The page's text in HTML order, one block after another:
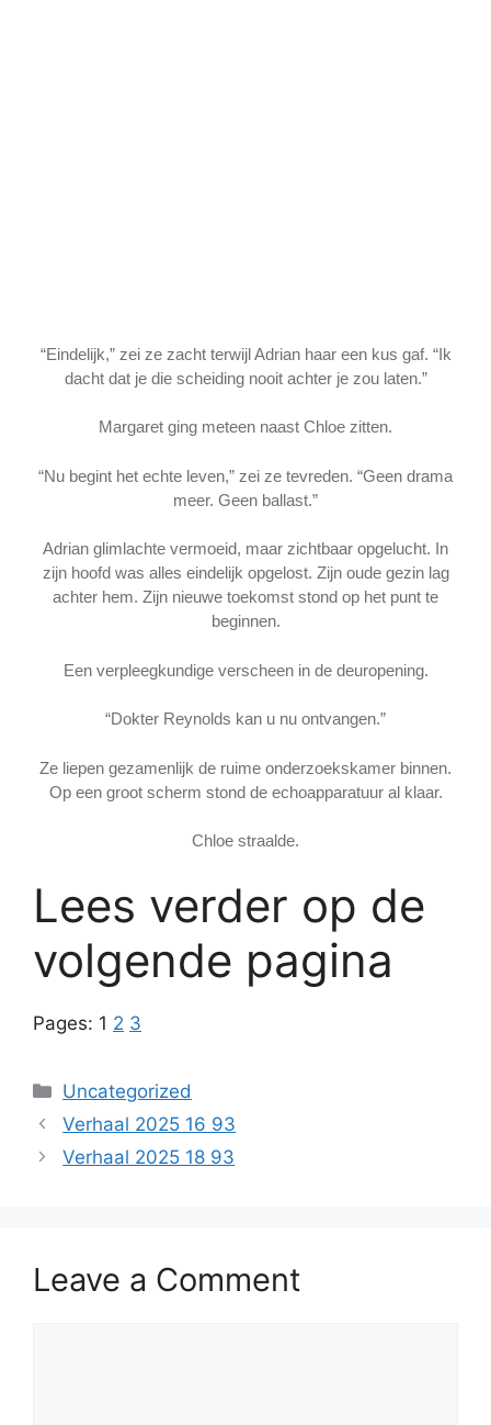
“Eindelijk,” zei ze zacht terwijl Adrian haar een kus gaf. “Ik
dacht dat je die scheiding nooit achter je zou laten.”
Margaret ging meteen naast Chloe zitten.
“Nu begint het echte leven,” zei ze tevreden. “Geen drama
meer. Geen ballast.”
Adrian glimlachte vermoeid, maar zichtbaar opgelucht. In
zijn hoofd was alles eindelijk opgelost. Zijn oude gezin lag
achter hem. Zijn nieuwe toekomst stond op het punt te
beginnen.
Een verpleegkundige verscheen in de deuropening.
“Dokter Reynolds kan u nu ontvangen.”
Ze liepen gezamenlijk de ruime onderzoekskamer binnen.
Op een groot scherm stond de echoapparatuur al klaar.
Chloe straalde.
Lees verder op de
volgende pagina
Pages: 1 2 3
Categories
Uncategorized
Verhaal 2025 16 93
Verhaal 2025 18 93
Leave a Comment